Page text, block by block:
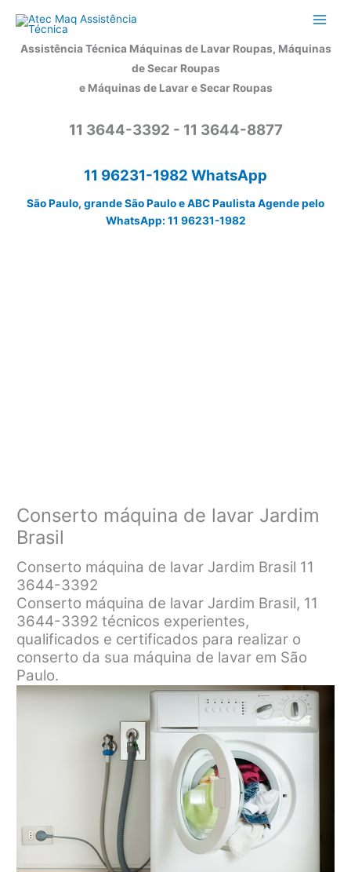
para
Assistência Técnica Máquinas de Lavar Roupas, Máquinas
de Secar Roupas
e Máquinas de Lavar e Secar Roupas
11 3644-3392 - 11 3644-8877
11 96231-1982 WhatsApp
São Paulo, grande São Paulo e ABC Paulista Agende pelo
WhatsApp: 11 96231-1982
Conserto máquina de lavar Jardim
Brasil
Conserto máquina de lavar Jardim Brasil 11
3644-3392
Conserto máquina de lavar Jardim Brasil, 11
3644-3392 técnicos experientes,
qualificados e certificados para realizar o
conserto da sua máquina de lavar em São
Paulo.